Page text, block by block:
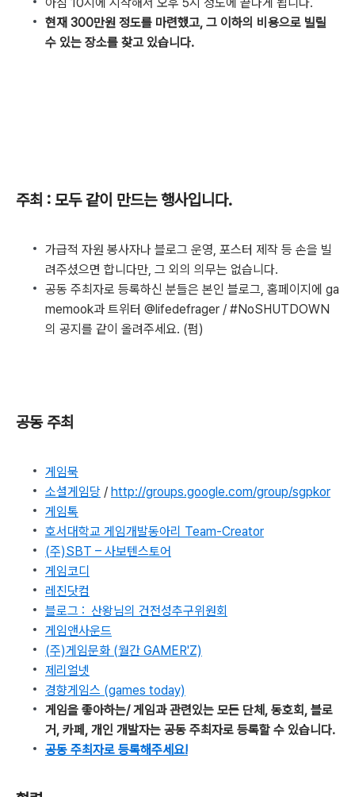
현재 300만원 정도를 마련했고, 그 이하의 비용으로 빌릴
수 있는 장소를 찾고 있습니다.
주최 : 모두 같이 만드는 행사입니다.
가급적 자원 봉사자나 블로그 운영, 포스터 제작 등 손을 빌
려주셨으면 합니다만, 그 외의 의무는 없습니다.
공동 주최자로 등록하신 분들은 본인 블로그, 홈페이지에 ga
memook과 트위터 @lifedefrager / #NoSHUTDOWN
의 공지를 같이 올려주세요. (펌)
공동 주최
게임묵
소셜게임당 / http://groups.google.com/group/sgpkor
게임톡
호서대학교 게임개발동아리 Team-Creator
(주)SBT – 사보텐스토어
게임코디
레진닷컴
블로그 : 산왕님의 건전성추구위원회
게임앤사운드
(주)게임문화 (월간 GAMER'Z)
제리얼넷
경향게임스 (games today)
게임을 좋아하는/ 게임과 관련있는 모든 단체, 동호회, 블로
거, 카페, 개인 개발자는 공동 주최자로 등록할 수 있습니다.
공동 주최자로 등록해주세요!